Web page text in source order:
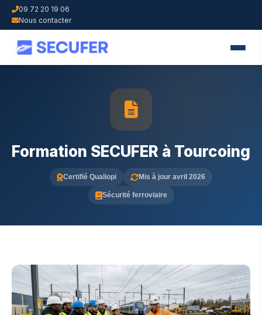
09 72 20 19 06
Nous contacter
Formation SECUFER à Tourcoing
Certifié Qualiopi Mis à jour avril 2026
Sécurité ferroviaire